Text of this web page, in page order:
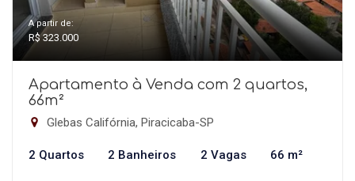
A partir de:
R$ 323.000
Apartamento à Venda com 2 quartos,
66m²
Glebas Califórnia, Piracicaba-SP
2 Quartos 2 Banheiros 2 Vagas 66 m²